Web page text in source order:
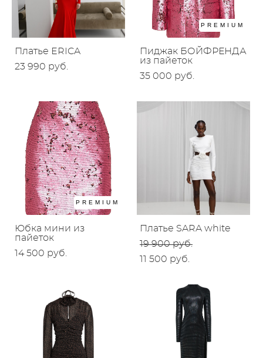
Платье ERICA
23 990 pуб.
PREMIUM
Пиджак БОЙФРЕНДА
из пайеток
35 000 pуб.
PREMIUM
Юбка мини из
пайеток
14 500 pуб.
Платье SARA white
19 900 pуб.
11 500 pуб.